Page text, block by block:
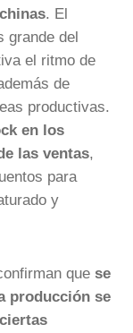
. El
grande del
el ritmo de
de
productivas.
en los
las ventas,
para
y
que se
producción se